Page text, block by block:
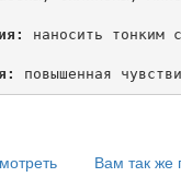
наносить тонким
повышенная
Вам так же